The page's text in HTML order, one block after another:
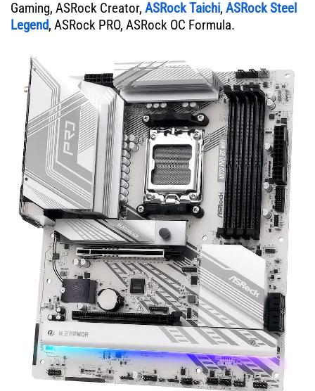
Gaming, ASRock Creator, ASRock Taichi, ASRock Steel
Legend, ASRock PRO, ASRock OC Formula.